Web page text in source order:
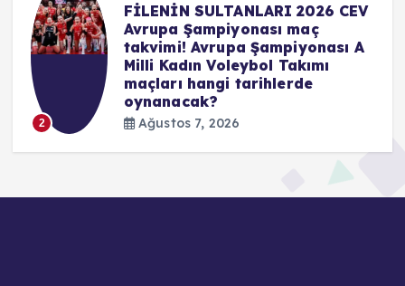
3
GS HAZIRLIK MAÇI ŞİFRESİZ
Mİ? Galatasaray-Villarreal
hazırlık maçı ne zaman saat
kaçta hangi kanalda?
Galatasaray hazırlık maçı bilet
fiyatları…
Ağustos 7, 2026